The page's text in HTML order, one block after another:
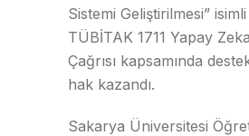
Sistemi Geliştirilmesi”
TÜBİTAK 1711 Yapay
Çağrısı kapsamında
hak kazandı.
Sakarya Üniversitesi